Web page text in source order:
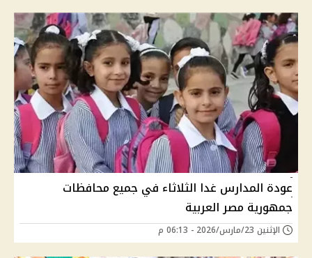
عودة المدارس غدا الثلاثاء في جميع محافظات
جمهورية مصر العربية
الإثنين 23/مارس/2026 - 06:13 م